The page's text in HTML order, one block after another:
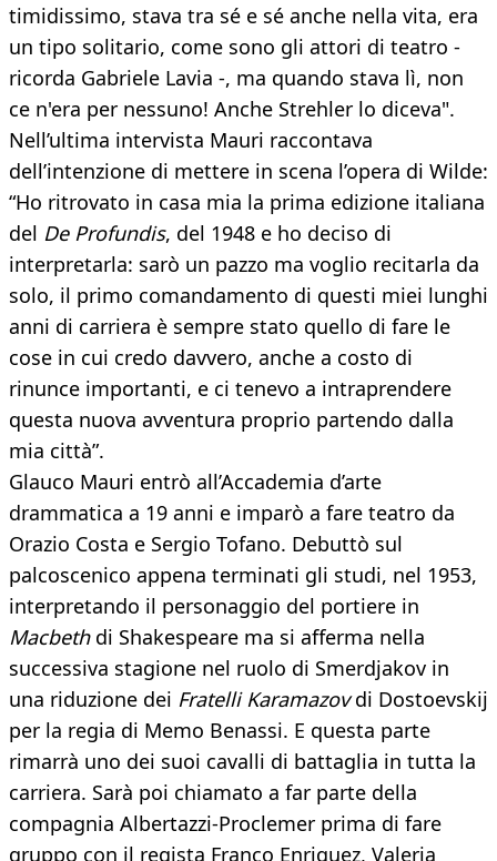
timidissimo, stava tra sé e sé anche nella vita, era
un tipo solitario, come sono gli attori di teatro -
ricorda Gabriele Lavia -, ma quando stava lì, non
ce n'era per nessuno! Anche Strehler lo diceva".
Nell’ultima intervista Mauri raccontava
dell’intenzione di mettere in scena l’opera di Wilde:
“Ho ritrovato in casa mia la prima edizione italiana
del De Profundis, del 1948 e ho deciso di
interpretarla: sarò un pazzo ma voglio recitarla da
solo, il primo comandamento di questi miei lunghi
anni di carriera è sempre stato quello di fare le
cose in cui credo davvero, anche a costo di
rinunce importanti, e ci tenevo a intraprendere
questa nuova avventura proprio partendo dalla
mia città”.
Glauco Mauri entrò all’Accademia d’arte
drammatica a 19 anni e imparò a fare teatro da
Orazio Costa e Sergio Tofano. Debuttò sul
palcoscenico appena terminati gli studi, nel 1953,
interpretando il personaggio del portiere in
Macbethdi Shakespeare ma si afferma nella
successiva stagione nel ruolo di Smerdjakov in
una riduzione dei Fratelli Karamazovdi Dostoevskij
per la regia di Memo Benassi. E questa parte
rimarrà uno dei suoi cavalli di battaglia in tutta la
carriera. Sarà poi chiamato a far parte della
compagnia Albertazzi-Proclemer prima di fare
gruppo con il regista Franco Enriquez, Valeria